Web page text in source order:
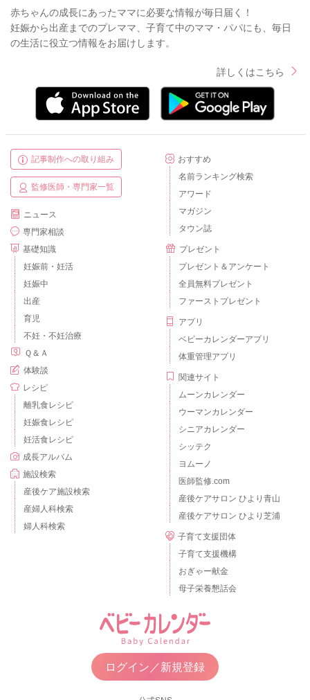
赤ちゃんの成長にあったママに必要な情報が毎日届く！
妊娠から出産までのプレママ、子育て中のママ・パパにも、毎日
の生活に役立つ情報をお届けします。
詳しくはこちら
記事制作への取り組み
監修医師・専門家一覧
ニュース
専門家相談
基礎知識
妊娠前・妊活
妊娠中
出産
育児
不妊・不妊治療
Ｑ＆Ａ
体験談
レシピ
離乳食レシピ
妊娠食レシピ
妊活食レシピ
成長アルバム
施設検索
産後ケア施設検索
産婦人科検索
婦人科検索
おすすめ
名前ランキング検索
アワード
マガジン
タウン誌
プレゼント
プレゼント＆アンケート
全員無料プレゼント
ファーストプレゼント
アプリ
ベビーカレンダーアプリ
体重管理アプリ
関連サイト
ムーンカレンダー
ウーマンカレンダー
シニアカレンダー
シッテク
ヨムーノ
医師監修.com
産後ケアサロン ひより青山
産後ケアサロン ひより芝浦
子育て支援団体
子育て支援機構
おぎゃー献金
母子栄養懇話会
ログイン／新規登録